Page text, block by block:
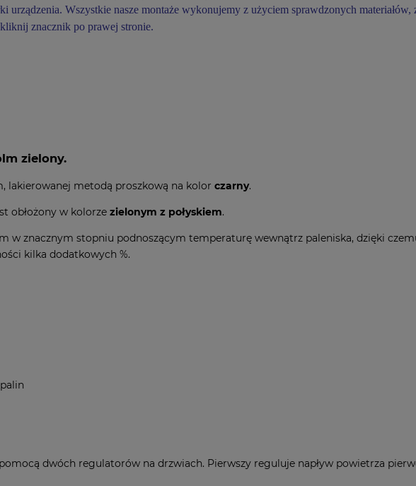
urządzenia. Wszystkie nasze montaże wykonujemy z użyciem sprawdzonych materiałów,
znacznik po prawej stronie.
zielony.
lakierowanej metodą proszkową na kolor czarny.
obłożony w kolorze zielonym z połyskiem.
w znacznym stopniu podnoszącym temperaturę wewnątrz paleniska, dzięki
kilka dodatkowych %.
dwóch regulatorów na drzwiach. Pierwszy reguluje napływ powietrza